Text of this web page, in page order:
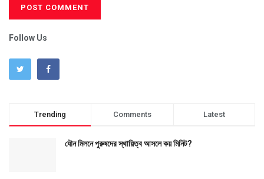
Follow Us
Trending Comments Latest
যৌন মিলনে পুরুষদের স্থায়িত্ব আসলে কয় মিনিট?